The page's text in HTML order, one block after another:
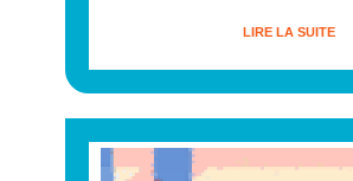
LIRE LA SUITE